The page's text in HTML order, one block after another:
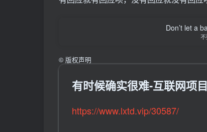
Don’t let a
© 版权声明
有时候确实很难-互联网项
https://www.lxtd.vip/30587/